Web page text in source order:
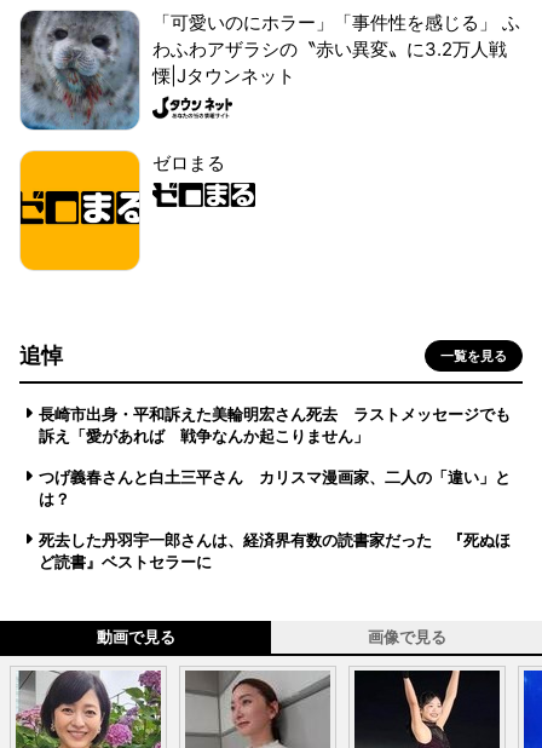
「可愛いのにホラー」「事件性を感じる」 ふ
わふわアザラシの〝赤い異変〟に3.2万人戦
慄|Jタウンネット
ゼロまる
追悼 一覧を見る
長崎市出身・平和訴えた美輪明宏さん死去 ラストメッセージでも
訴え「愛があれば 戦争なんか起こりません」
つげ義春さんと白土三平さん カリスマ漫画家、二人の「違い」と
は？
死去した丹羽宇一郎さんは、経済界有数の読書家だった 『死ぬほ
ど読書』ベストセラーに
動画で見る 画像で見る